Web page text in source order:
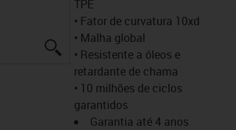
igus-icon-lupe
TPE
• Fator de curvatura 10xd
• Malha global
• Resistente a óleos e
retardante de chama
• 10 milhões de ciclos
garantidos
Garantia até 4 anos